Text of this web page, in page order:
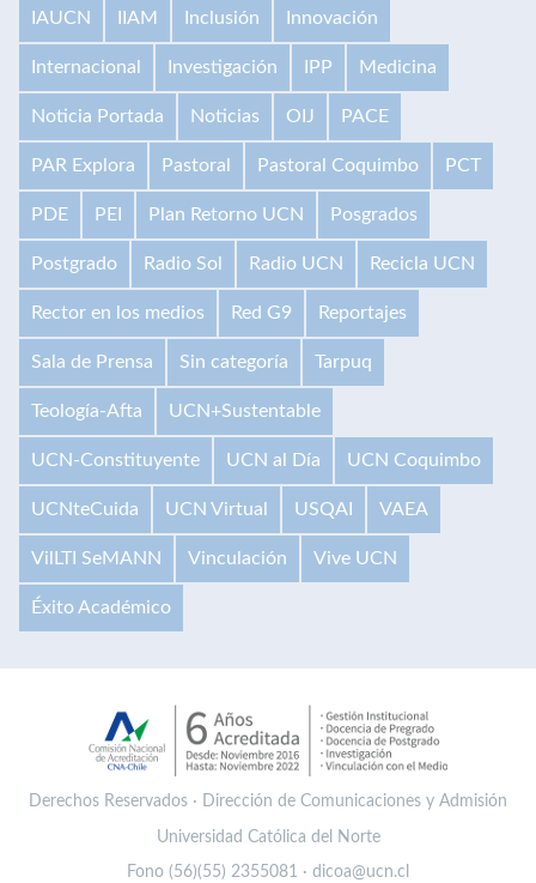
IAUCN IIAM Inclusión Innovación
Internacional Investigación IPP Medicina
Noticia Portada Noticias OIJ PACE
PAR Explora Pastoral Pastoral Coquimbo PCT
PDE PEI Plan Retorno UCN Posgrados
Postgrado Radio Sol Radio UCN Recicla UCN
Rector en los medios Red G9 Reportajes
Sala de Prensa Sin categoría Tarpuq
Teología-Afta UCN+Sustentable
UCN-Constituyente UCN al Día UCN Coquimbo
UCNteCuida UCN Virtual USQAI VAEA
VilLTI SeMANN Vinculación Vive UCN
Éxito Académico
Derechos Reservados · Dirección de Comunicaciones y Admisión
Universidad Católica del Norte
Fono (56)(55) 2355081 · dicoa@ucn.cl